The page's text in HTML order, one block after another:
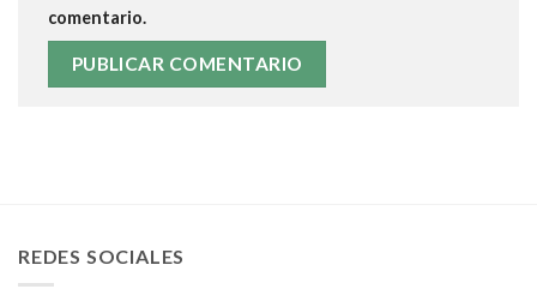
comentario.
REDES SOCIALES